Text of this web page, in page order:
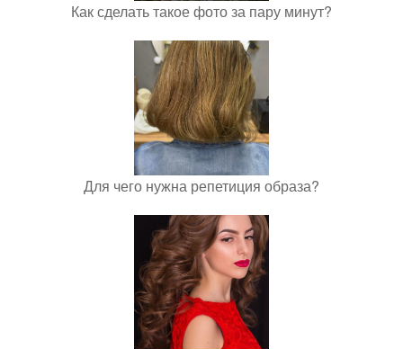
Как сделать такое фото за пару минут?
Для чего нужна репетиция образа?